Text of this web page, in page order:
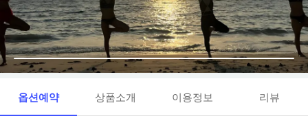
옵션예약 상품소개 이용정보 리뷰